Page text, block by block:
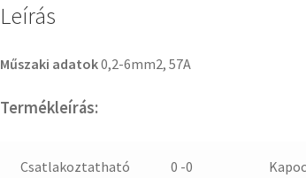
Leírás
Műszaki adatok0,2-6mm2, 57A
Termékleírás:
Csatlakoztatható
0 -0